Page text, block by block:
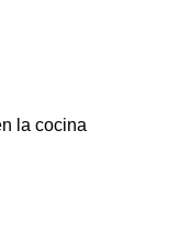
la cocina